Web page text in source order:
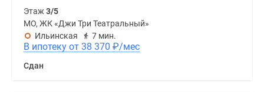
Этаж3/5
МО, ЖК «Джи Три Театральный»
Ильинская
7 мин.
В ипотеку от 38 370 ₽/мес
Сдан